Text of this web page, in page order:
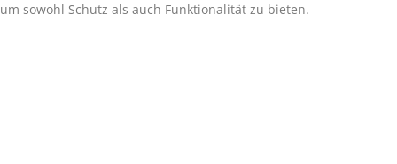
um sowohl Schutz als auch Funktionalität zu bieten.